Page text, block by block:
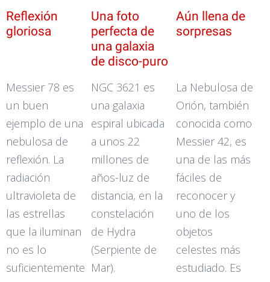
Reflexión
gloriosa
Una foto
perfecta de
una galaxia
de disco-puro
Aún llena de
sorpresas
Messier 78 es
un buen
ejemplo de una
nebulosa de
reflexión. La
radiación
ultravioleta de
las estrellas
que la iluminan
no es lo
suficientemente
NGC 3621 es
una galaxia
espiral ubicada
a unos 22
millones de
años-luz de
distancia, en la
constelación
de Hydra
(Serpiente de
Mar).
La Nebulosa de
Orión, también
conocida como
Messier 42, es
una de las más
fáciles de
reconocer y
uno de los
objetos
celestes más
estudiado. Es